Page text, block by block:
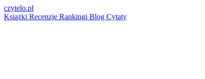
czytelo.pl
Książki Recenzje Rankingi Blog Cytaty